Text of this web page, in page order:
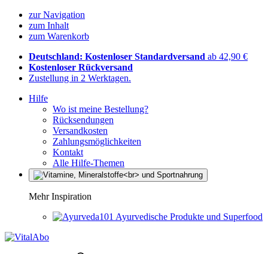
zur Navigation
zum Inhalt
zum Warenkorb
Deutschland: Kostenloser Standardversand ab 42,90 €
Kostenloser Rückversand
Zustellung in 2 Werktagen.
Hilfe
Wo ist meine Bestellung?
Rücksendungen
Versandkosten
Zahlungsmöglichkeiten
Kontakt
Alle Hilfe-Themen
Mehr Inspiration
Ayurvedische Produkte und Superfood